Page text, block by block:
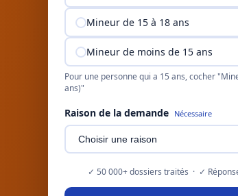
Mineur de 15 à 18 ans
Mineur de moins de 15 ans
Pour une personne qui a 15 ans, cocher
ans)"
Raison de la demande Nécessaire
✓ 50 000+ dossiers traités · ✓